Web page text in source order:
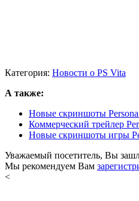
Категория: Новости о PS Vita
А также:
Новые скриншоты Persona
Коммерческий трейлер
Новые скриншоты игры
Уважаемый посетитель, Вы
Мы рекомендуем Вам
<